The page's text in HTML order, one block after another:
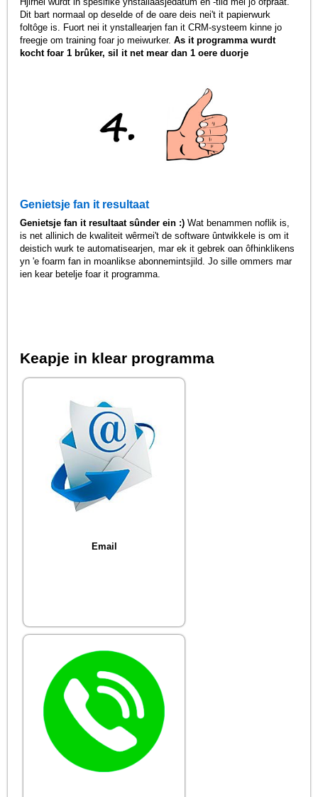
Dit bart normaal op deselde of de oare deis nei't it papierwurk
foltôge is. Fuort nei it ynstallearjen fan it CRM-systeem kinne jo
freegje om training foar jo meiwurker.As it programma wurdt
kocht foar 1 brûker, sil it net mear dan 1 oere duorje
Genietsje fan it resultaat
Genietsje fan it resultaat sûnder ein :) Wat benammen noflik is,
is net allinich de kwaliteit wêrmei't de software ûntwikkele is om it
deistich wurk te automatisearjen, mar ek it gebrek oan ôfhinklikens
yn 'e foarm fan in moanlikse abonnemintsjild. Jo sille ommers mar
ien kear betelje foar it programma.
Keapje in klear programma
Email